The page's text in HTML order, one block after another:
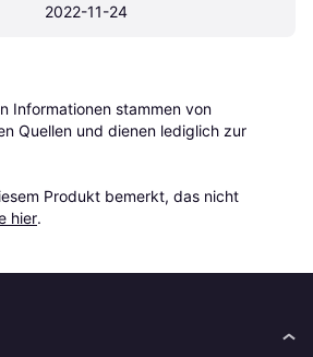
2022-11-24
Informationen stammen von
Quellen und dienen lediglich zur
Produkt bemerkt, das nicht
hier.